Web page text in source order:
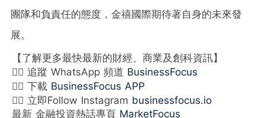
團隊和負責任的態度，金禧國際期待著自身的未來發
展。
【了解更多最快最新的財經、商業及創科資訊】
👉🏻 追蹤 WhatsApp 頻道 BusinessFocus
👉🏻 下載 BusinessFocus APP
👉🏻 立即Follow Instagram businessfocus.io
最新 金融投資熱話專頁 MarketFocus